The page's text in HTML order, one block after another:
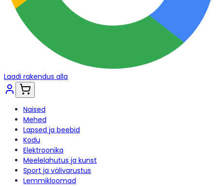
Laadi rakendus alla
Naised
Mehed
Lapsed ja beebid
Kodu
Elektroonika
Meelelahutus ja kunst
Sport ja välivarustus
Lemmikloomad